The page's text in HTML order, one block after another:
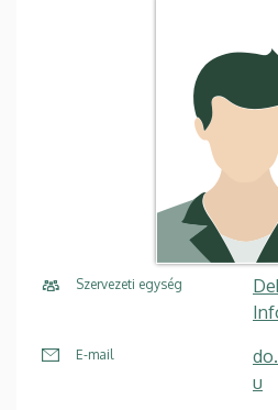
Szervezeti egység
E-mail
u